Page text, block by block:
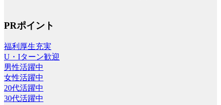
PRポイント
福利厚生充実
U・Iターン歓迎
男性活躍中
女性活躍中
20代活躍中
30代活躍中